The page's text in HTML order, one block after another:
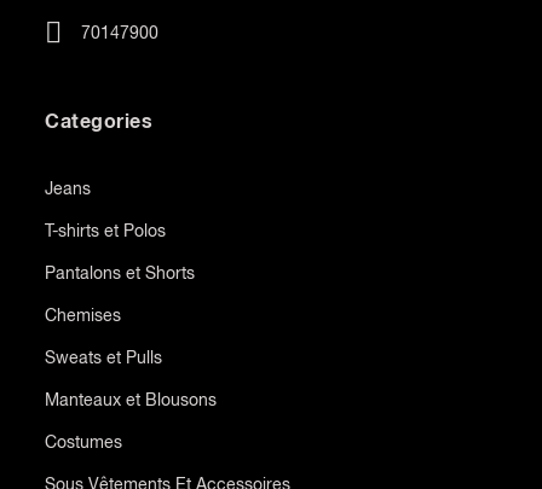
70147900
Categories
Jeans
T-shirts et Polos
Pantalons et Shorts
Chemises
Sweats et Pulls
Manteaux et Blousons
Costumes
Sous Vêtements Et Accessoires